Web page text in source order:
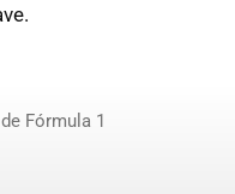
Fórmula 1